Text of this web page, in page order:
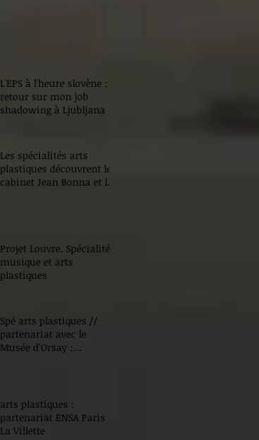
L'EPS à l'heure slovène :
retour sur mon job
shadowing à Ljubljana
Les spécialités arts
plastiques découvrent le
cabinet Jean Bonna et les
Projet Louvre. Spécialité
musique et arts
plastiques
Spé arts plastiques //
partenariat avec le
Musée d’Orsay :
arts plastiques :
partenariat ENSA Paris
La Villette